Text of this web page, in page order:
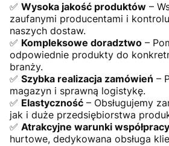
✅ Wysoka jakość produktów –
zaufanymi producentami i
naszych dostaw.
✅ Kompleksowe doradztwo –
odpowiednie produkty do
branży.
✅ Szybka realizacja zamówień –
magazyn i sprawną logistykę.
✅ Elastyczność – Obsługujemy
jak i duże przedsiębiorstwa
✅ Atrakcyjne warunki współpracy
hurtowe, dedykowana obsługa